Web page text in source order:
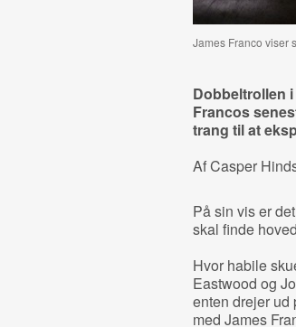
James Franco viser
Dobbeltrollen
Francos
trang til at
Af Casper
På sin vis er
skal finde
Hvor habile
Eastwood og
enten drejer ud
med James